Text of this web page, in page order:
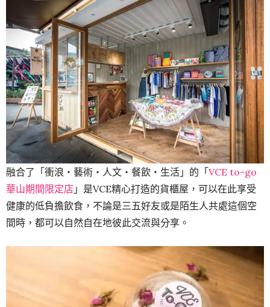
融合了「衝浪‧藝術‧人文‧餐飲‧生活」的「VCE to-go
華山期間限定店 」是VCE精心打造的貨櫃屋，可以在此享受
健康的低負擔飲食，不論是三五好友或是陌生人共處這個空
間時，都可以自然自在地彼此交流與分享。